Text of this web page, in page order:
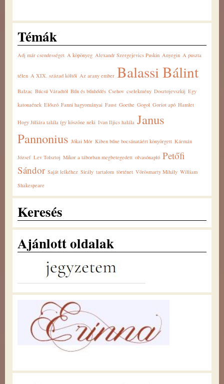
Témák
Adj már csendességet A köpönyeg Alexandr Szergejevics Puskin Anyegin A puszta
télen A XIX. század költői Az arany ember Balassi Bálint
Balzac Búcsú Váradtól Bűn és bűnhődés Csehov cselekmény Dosztojevszkij Egy
katonaének Előszó Fanni hagyományai Faust Goethe Gogol Goriot apó Hamlet
Hogy Júliára talála így köszöne neki Ivan Iljics halála Janus
Pannonius Jókai Mór Kiben bűne bocsánatáért könyörgett Kármán
József Lev Tolsztoj Mikor a táborban megbetegedett olvasónapló Petőfi
Sándor Saját lelkéhez Sirály tartalom történet Vörösmarty Mihály William
Shakespeare
Keresés
Ajánlott oldalak